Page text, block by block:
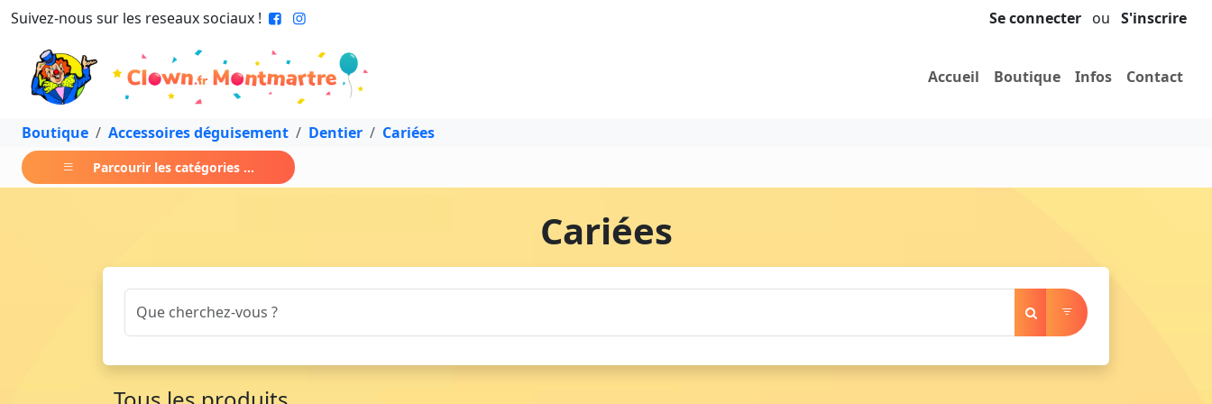
Suivez-nous sur les reseaux sociaux ! Se connecter ou S'inscrire
Accueil Boutique Infos Contact
Boutique Accessoires déguisement Dentier Cariées
Parcourir les catégories ...
Cariées